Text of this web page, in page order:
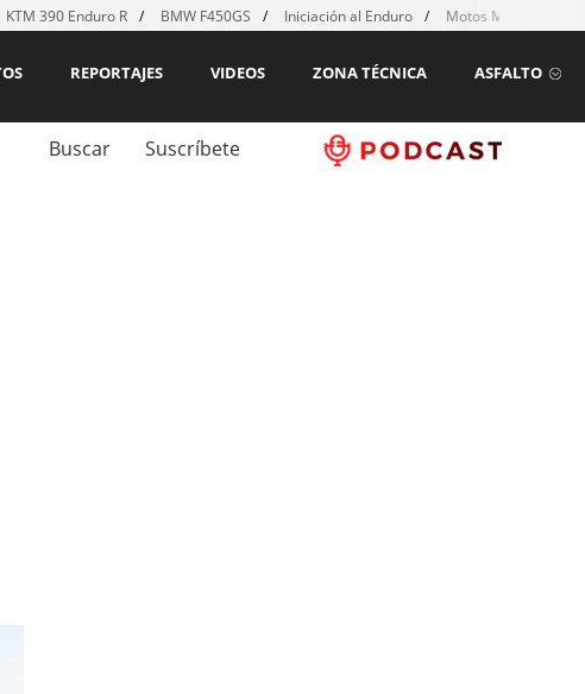
KTM 390 Enduro R BMW F450GS Iniciación al Enduro Motos MX para
ASFALTO
ZONA TÉCNICA
VIDEOS
REPORTAJES
Buscar Suscríbete